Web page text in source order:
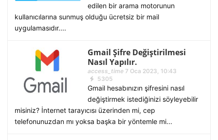
edilen bir arama motorunun
kullanıcılarına sunmuş olduğu ücretsiz bir mail
uygulamasıdır....
Gmail Şifre Değiştirilmesi
Nasıl Yapılır.
access_time7 Oca 2023, 10:43
5305
Gmail hesabınızın şifresini nasıl
değiştirmek istediğinizi söyleyebilir
misiniz? İnternet tarayıcısı üzerinden mi, cep
telefonunuzdan mı yoksa başka bir yöntemle mi...